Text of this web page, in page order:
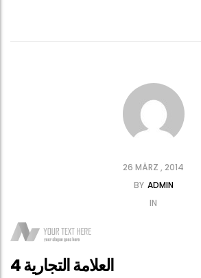
26 MÄRZ , 2014
BY ADMIN
IN
العلامة التجارية 4